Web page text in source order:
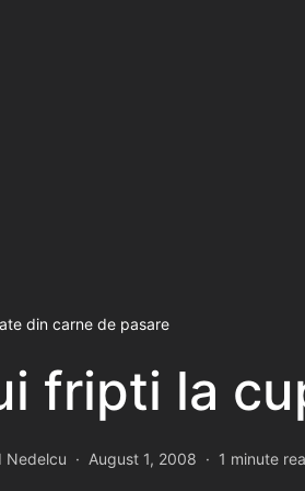
din carne de pasare
fripti la
Nedelcu August 1, 2008 1 minute